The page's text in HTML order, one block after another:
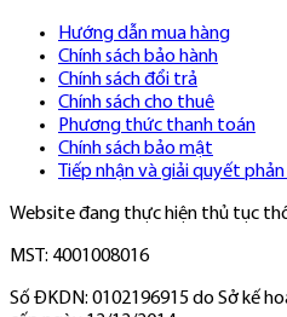
Hướng dẫn mua hàng
Chính sách bảo hành
Chính sách đổi trả
Chính sách cho thuê
Phương thức thanh toán
Chính sách bảo mật
Tiếp nhận và giải quyết
Website đang thực hiện thủ tục
MST: 4001008016
Số ĐKDN: 0102196915 do Sở kế